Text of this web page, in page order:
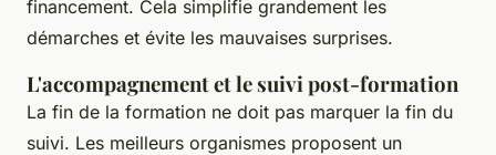
financement. Cela simplifie grandement les
démarches et évite les mauvaises surprises.
L'accompagnement et le suivi post-formation
La fin de la formation ne doit pas marquer la fin du
suivi. Les meilleurs organismes proposent un